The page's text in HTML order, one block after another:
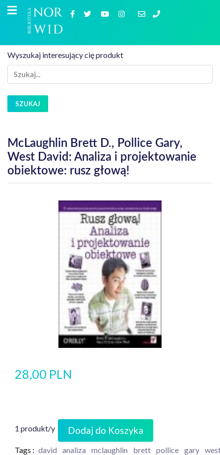
Wyszukaj interesujący cię produkt
SZUKAJ
McLaughlin Brett D., Pollice Gary,
West David: Analiza i projektowanie
obiektowe: rusz głową!
28,00 PLN
1 produkt/y Dodaj do Koszyka
Tags : david analiza mclaughlin brett pollice gary